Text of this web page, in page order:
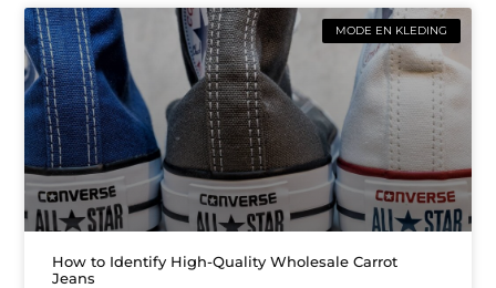
MODE EN KLEDING
How to Identify High-Quality Wholesale Carrot
Jeans